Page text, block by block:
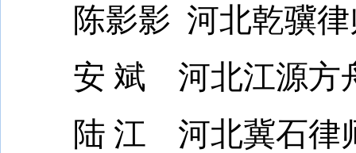
陈影影 河北乾骥律
安 斌 河北江源方
陆 江 河北冀石律